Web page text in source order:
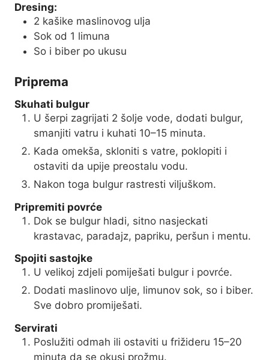
Dresing:
2 kašike maslinovog ulja
Sok od 1 limuna
So i biber po ukusu
Priprema
Skuhati bulgur
U šerpi zagrijati 2 šolje vode, dodati bulgur,
smanjiti vatru i kuhati 10–15 minuta.
Kada omekša, skloniti s vatre, poklopiti i
ostaviti da upije preostalu vodu.
Nakon toga bulgur rastresti viljuškom.
Pripremiti povrće
Dok se bulgur hladi, sitno nasjeckati
krastavac, paradajz, papriku, peršun i mentu.
Spojiti sastojke
U velikoj zdjeli pomiješati bulgur i povrće.
Dodati maslinovo ulje, limunov sok, so i biber.
Sve dobro promiješati.
Servirati
Poslužiti odmah ili ostaviti u frižideru 15–20
minuta da se okusi prožmu.